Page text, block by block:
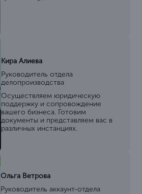
Кира Алиева
Руководитель отдела
делопроизводства
Осуществляем юридическую
поддержку и сопровождение
вашего бизнеса. Готовим
документы и представляем вас в
различных инстанциях.
Ольга Ветрова
Руководитель аккаунт-отдела